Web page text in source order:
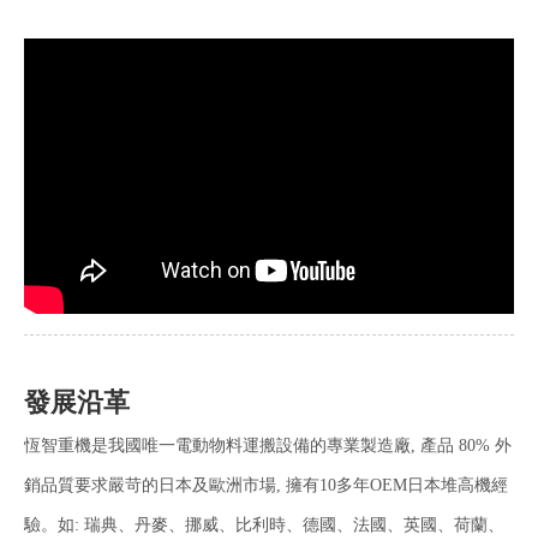
發展沿革
恆智重機是我國唯一電動物料運搬設備的專業製造廠, 產品 80% 外
銷品質要求嚴苛的日本及歐洲市場, 擁有10多年OEM日本堆高機經
驗。如: 瑞典、丹麥、挪威、比利時、德國、法國、英國、荷蘭、